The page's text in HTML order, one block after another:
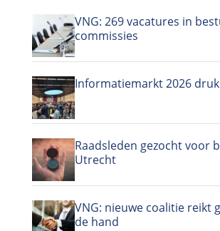
VNG: 269 vacatures in
commissies
Informatiemarkt 2026
Raadsleden gezocht voor
Utrecht
VNG: nieuwe coalitie reikt
de hand